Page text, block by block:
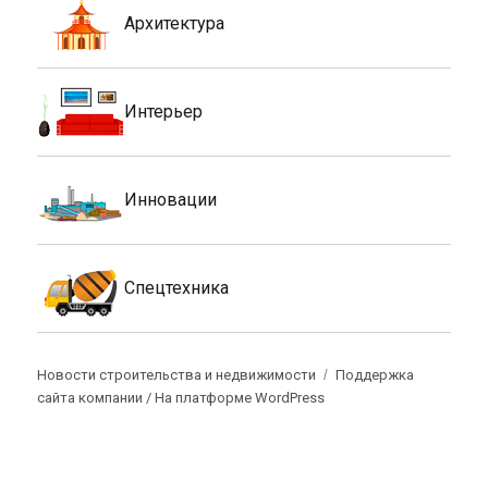
Архитектура
Интерьер
Инновации
Спецтехника
Новости строительства и недвижимости
Поддержка
сайта компании /На платформе WordPress